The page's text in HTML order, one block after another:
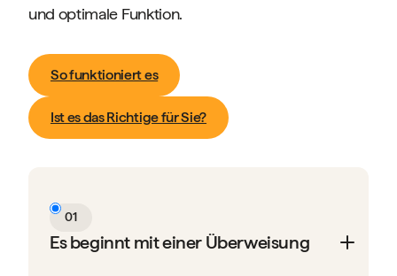
und optimale Funktion.
So funktioniert es
Ist es das Richtige für Sie?
01
Es beginnt mit einer Überweisung